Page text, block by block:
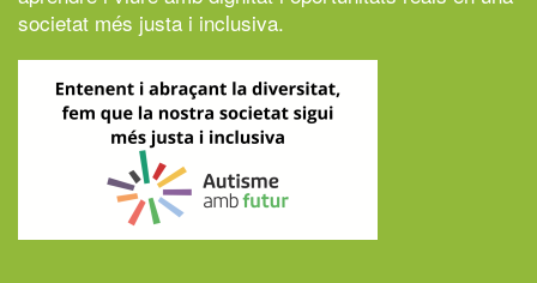
societat més justa i inclusiva.